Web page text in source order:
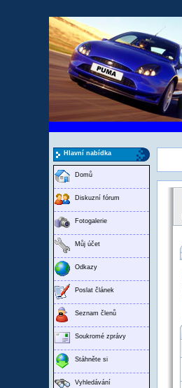
Hlavní nabídka
Domů
Diskuzní fórum
Fotogalerie
Můj účet
Odkazy
Poslat článek
Seznam členů
Soukromé zprávy
Stáhněte si
Vyhledávání